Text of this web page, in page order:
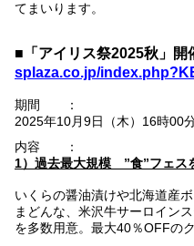
てまいります。
■「アイリス祭2025秋」開
splaza.co.jp/
期間 ：
2025年10月9日（木）16時00
内容 ：
1）過去最大規模 ”食”フェス
いくらの醤油漬けや北海道産
まどんな、米沢牛サーロイン
を多数用意。最大40％OFFの